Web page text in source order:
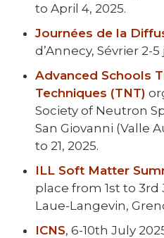
to April 4, 2025.
Journées de la
d’Annecy, Sévrier 2-5
Advanced Schools
Techniques (TNT)
Society of Neutron
San Giovanni (Valle
to 21, 2025.
ILL Soft Matter
place from 1st to
Laue-Langevin,
ICNS, 6-10th July